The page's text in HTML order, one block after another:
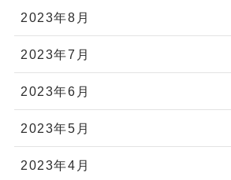
2023年8月
2023年7月
2023年6月
2023年5月
2023年4月